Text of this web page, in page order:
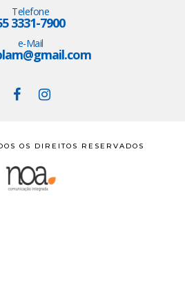
Telefone
3331-7900
e-Mail
OS DIREITOS RESERVADOS